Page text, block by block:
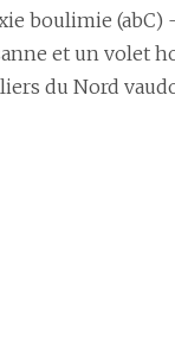
boulimie (abC)
et un volet
du Nord